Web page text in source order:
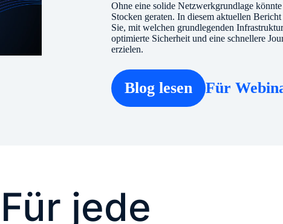
Ohne eine solide Netzwerkgrundlage
Stocken geraten. In diesem aktuellen
Sie, mit welchen grundlegenden
optimierte Sicherheit und eine schnellere
erzielen.
Blog lesen Für
Für jede